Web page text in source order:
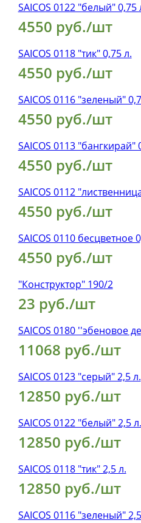
SAICOS 0122 "белый" 0,75
4550 руб./шт
SAICOS 0118 "тик" 0,75 л.
4550 руб./шт
SAICOS 0116 "зеленый"
4550 руб./шт
SAICOS 0113 "бангкирай"
4550 руб./шт
SAICOS 0112
4550 руб./шт
SAICOS 0110 бесцветное
4550 руб./шт
"Конструктор" 190/2
23 руб./шт
SAICOS 0180 ''эбеновое
11068 руб./шт
SAICOS 0123 "cерый" 2,5 л.
12850 руб./шт
SAICOS 0122 "белый" 2,5 л.
12850 руб./шт
SAICOS 0118 "тик" 2,5 л.
12850 руб./шт
SAICOS 0116 "зеленый"